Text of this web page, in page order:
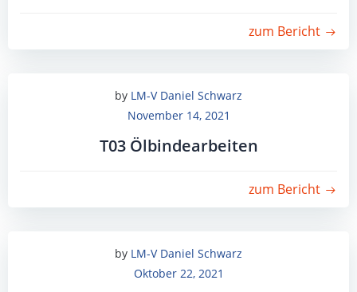
zum Bericht
by LM-V Daniel Schwarz
November 14, 2021
T03 Ölbindearbeiten
zum Bericht
by LM-V Daniel Schwarz
Oktober 22, 2021